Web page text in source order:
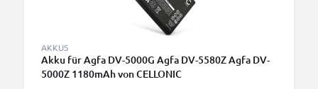
AKKUS
Akku für Agfa DV-5000G Agfa DV-5580Z Agfa DV-
5000Z 1180mAh von CELLONIC